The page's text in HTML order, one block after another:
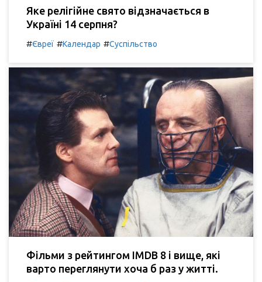
Яке релігійне свято відзначається в
Україні 14 серпня?
#Євреї #Календар #Суспільство
Фільми з рейтингом IMDB 8 і вище, які
варто переглянути хоча б раз у житті.